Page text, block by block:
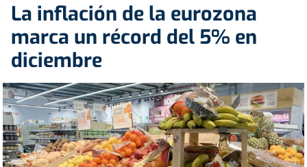
La inflación de la eurozona
marca un récord del 5% en
diciembre